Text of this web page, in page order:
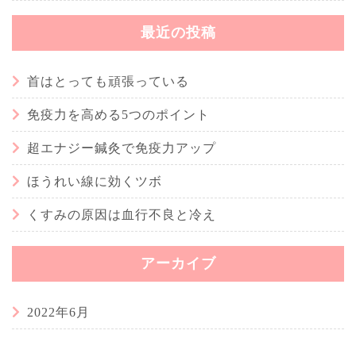
最近の投稿
首はとっても頑張っている
免疫力を高める5つのポイント
超エナジー鍼灸で免疫力アップ
ほうれい線に効くツボ
くすみの原因は血行不良と冷え
アーカイブ
2022年6月